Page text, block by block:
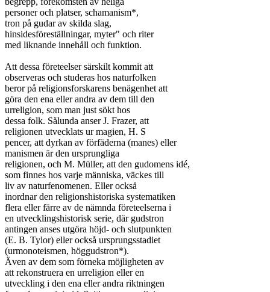
personer och platser, schamanism*,
tron på gudar av skilda slag,
hinsidesföreställningar, myter" och riter
med liknande innehåll och funktion.
Att dessa företeelser särskilt kommit att
observeras och studeras hos naturfolken
beror på religionsforskarens benägenhet att
göra den ena eller andra av dem till den
urreligion, som man just sökt hos
dessa folk. Sålunda anser J. Frazer, att
religionen utvecklats ur magien, H. S
pencer, att dyrkan av förfäderna (manes) eller
manismen är den ursprungliga
religionen, och M. Müller, att den gudomens idé,
som finnes hos varje människa, väckes till
liv av naturfenomenen. Eller också
inordnar den religionshistoriska systematiken
flera eller färre av de nämnda företeelserna i
en utvecklingshistorisk serie, där gudstron
antingen anses utgöra höjd- och slutpunkten
(E. B. Tylor) eller också ursprungsstadiet
(urmonoteismen, höggudstron*).
Även av dem som förneka möjligheten av
att rekonstruera en urreligion eller en
utveckling i den ena eller andra riktningen